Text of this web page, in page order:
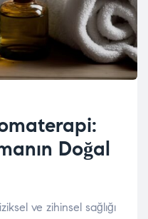
Doğal
ve zihinsel sağlığı